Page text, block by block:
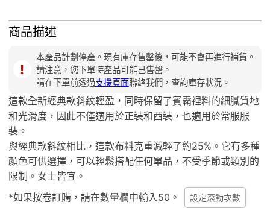
商品描述
！
本產品計劃停產。現有庫存售罄後，可能不會再進行補貨。
請注意，您下單時產品可能已售罄。
請在下單前透過支援頁面聯絡我們，查詢庫存狀況。
這款全新經典款斜紋輕盈，同時保留了賓霸裡料的細膩質地
和光滑度，因此不僅適用於正裝和西裝，也適用於常服服
裝。
與經典款斜紋相比，這款布料克重減輕了約25%。它有多種
顏色可供選擇，可以輕鬆搭配任何單品，不受季節或類別的
限制。女士皆宜。
*如果按卷訂購，請在數量欄中輸入50。
設定滾動次數